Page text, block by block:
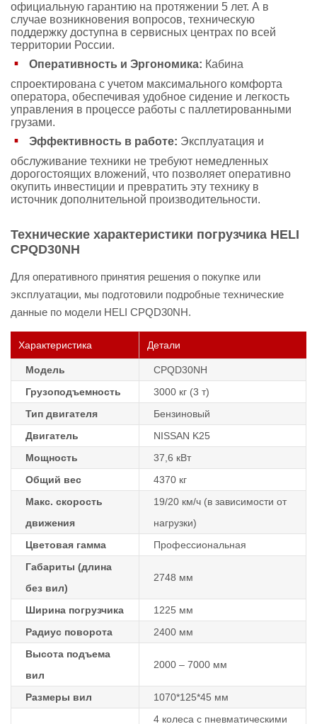
официальную гарантию на протяжении 5 лет. А в
случае возникновения вопросов, техническую
поддержку доступна в сервисных центрах по всей
территории России.
Оперативность и Эргономика: Кабина
спроектирована с учетом максимального комфорта
оператора, обеспечивая удобное сидение и легкость
управления в процессе работы с паллетированными
грузами.
Эффективность в работе: Эксплуатация и
обслуживание техники не требуют немедленных
дорогостоящих вложений, что позволяет оперативно
окупить инвестиции и превратить эту технику в
источник дополнительной производительности.
Технические характеристики погрузчика HELI
CPQD30NH
Для оперативного принятия решения о покупке или
эксплуатации, мы подготовили подробные технические
данные по модели HELI CPQD30NH.
Характеристика Детали
Модель
CPQD30NH
Грузоподъемность
3000 кг (3 т)
Тип двигателя
Бензиновый
Двигатель
NISSAN K25
Мощность
37,6 кВт
Общий вес
4370 кг
Макс. скорость
движения
19/20 км/ч (в зависимости от
нагрузки)
Цветовая гамма
Профессиональная
Габариты (длина
без вил)
2748 мм
Ширина погрузчика
1225 мм
Радиус поворота
2400 мм
Высота подъема
вил
2000 – 7000 мм
Размеры вил
1070*125*45 мм
4 колеса с пневматическими